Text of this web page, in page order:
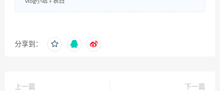
分享到：
上一篇
下一篇